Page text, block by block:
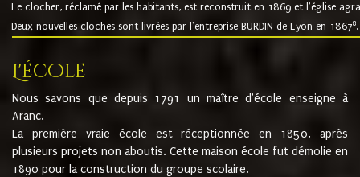
Le clocher, réclamé par les habitants, est reconstruit en 1869 et l'église
Deux nouvelles cloches sont livrées par l'entreprise BURDIN de Lyon en 18678.
L'école
Nous savons que depuis 1791 un maître d'école enseigne à
Aranc.
La première vraie école est réceptionnée en 1850, après
plusieurs projets non aboutis. Cette maison école fut démolie en
1890 pour la construction du groupe scolaire.